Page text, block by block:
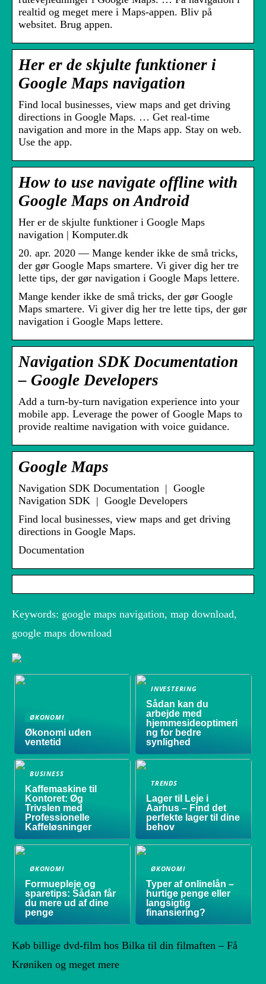
realtid og meget mere i Maps-appen. Bliv på
websitet. Brug appen.
Her er de skjulte funktioner i
Google Maps navigation
Find local businesses, view maps and get driving
directions in Google Maps. … Get real-time
navigation and more in the Maps app. Stay on web.
Use the app.
How to use navigate offline with
Google Maps on Android
Her er de skjulte funktioner i Google Maps
navigation | Komputer.dk
20. apr. 2020 — Mange kender ikke de små tricks,
der gør Google Maps smartere. Vi giver dig her tre
lette tips, der gør navigation i Google Maps lettere.
Mange kender ikke de små tricks, der gør Google
Maps smartere. Vi giver dig her tre lette tips, der gør
navigation i Google Maps lettere.
Navigation SDK Documentation
– Google Developers
Add a turn-by-turn navigation experience into your
mobile app. Leverage the power of Google Maps to
provide realtime navigation with voice guidance.
Google Maps
Navigation SDK Documentation | Google
Navigation SDK | Google Developers
Find local businesses, view maps and get driving
directions in Google Maps.
Documentation
Keywords: google maps navigation, map download,
google maps download
ØKONOMI
Økonomi uden
ventetid
INVESTERING
Sådan kan du
arbejde med
hjemmesideoptimeri
ng for bedre
synlighed
BUSINESS
Kaffemaskine til
Kontoret: Øg
Trivslen med
Professionelle
Kaffeløsninger
TRENDS
Lager til Leje i
Aarhus – Find det
perfekte lager til dine
behov
ØKONOMI
Formuepleje og
sparetips: Sådan får
du mere ud af dine
penge
ØKONOMI
Typer af onlinelån –
hurtige penge eller
langsigtig
finansiering?
Køb billige dvd-film hos Bilka til din filmaften – Få
Krøniken og meget mere